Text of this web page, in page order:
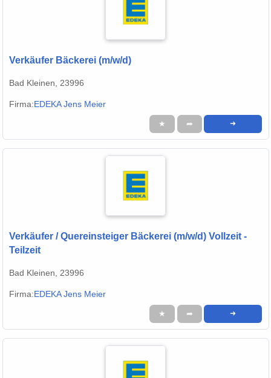
Verkäufer Bäckerei (m/w/d)
Bad Kleinen, 23996
Firma:EDEKA Jens Meier
★ ➦ ➜
Verkäufer / Quereinsteiger Bäckerei (m/w/d) Vollzeit -
Teilzeit
Bad Kleinen, 23996
Firma:EDEKA Jens Meier
★ ➦ ➜